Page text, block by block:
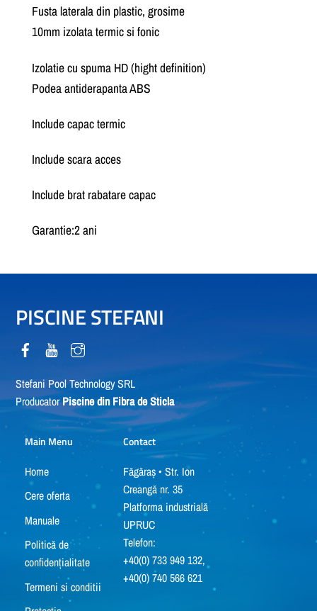
Fusta laterala din plastic, grosime
10mm izolata termic si fonic
Izolatie cu spuma HD (hight definition)
Podea antiderapanta ABS
Include capac termic
Include scara acces
Include brat rabatare capac
Garantie:2 ani
PISCINE STEFANI
Stefani Pool Technology SRL
ProducatorPiscine din Fibra de Sticla
Main Menu
Home
Cere oferta
Manuale
Politică de
confidențialitate
Termeni si conditii
Contact
Făgăraș • Str. Ion
Creangă nr. 35
Platforma industrială
UPRUC
Telefon:
+40(0) 733 949 132,
+40(0) 740 566 621